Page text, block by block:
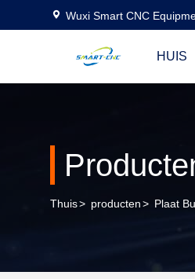
Wuxi Smart CNC
HUIS
Thuis> producten> Plaat